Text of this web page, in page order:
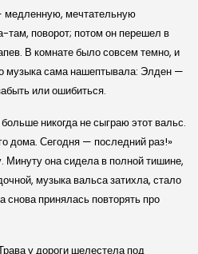
медленную, мечтательную
поворот; потом он перешел в
В комнате было совсем темно, и
музыка сама нашептывала: Элден —
или ошибиться.
никогда не сыграю этот вальс.
дома. Сегодня — последний раз!»
Минуту она сидела в полной тишине,
музыка вальса затихла, стало
принялась повторять про
у дороги шелестела под